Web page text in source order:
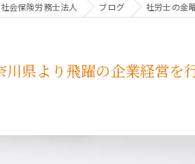
社会保険労務士法人 ブログ 社労士の金
県より飛躍の企業経営を